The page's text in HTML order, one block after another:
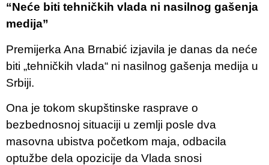
“Neće biti tehničkih vlada ni nasilnog gašenja
medija”
Premijerka Ana Brnabić izjavila je danas da neće
biti „tehničkih vlada“ ni nasilnog gašenja medija u
Srbiji.
Ona je tokom skupštinske rasprave o
bezbednosnoj situaciji u zemlji posle dva
masovna ubistva početkom maja, odbacila
optužbe dela opozicije da Vlada snosi